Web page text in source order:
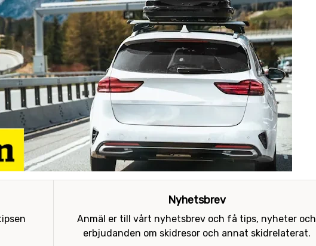
Nyhetsbrev
Anmäl er till vårt nyhetsbrev och få tips, nyheter och
erbjudanden om skidresor och annat skidrelaterat.